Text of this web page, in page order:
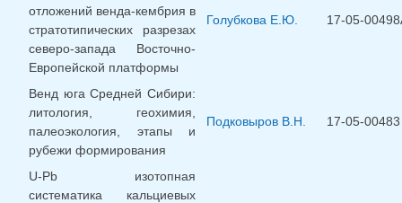
отложений венда-кембрия в
стратотипических разрезах
северо-запада Восточно-
Европейской платформы
Голубкова Е.Ю. 17-05-
Венд юга Средней Сибири:
литология, геохимия,
палеоэкология, этапы и
рубежи формирования
Подковыров В.Н. 17-05-00483
U-Pb изотопная
систематика кальциевых